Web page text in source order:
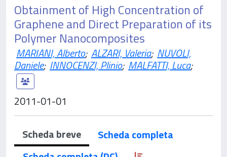
Obtainment of High Concentration of
Graphene and Direct Preparation of its
Polymer Nanocomposites
MARIANI, Alberto; ALZARI, Valeria; NUVOLI,
Daniele; INNOCENZI, Plinio; MALFATTI, Luca;
2011-01-01
Scheda breve
Scheda completa